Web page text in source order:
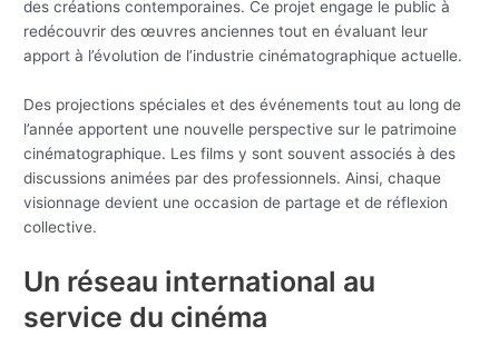
des créations contemporaines. Ce projet engage le public à
redécouvrir des œuvres anciennes tout en évaluant leur
apport à l’évolution de l’industrie cinématographique actuelle.
Des projections spéciales et des événements tout au long de
l’année apportent une nouvelle perspective sur le patrimoine
cinématographique. Les films y sont souvent associés à des
discussions animées par des professionnels. Ainsi, chaque
visionnage devient une occasion de partage et de réflexion
collective.
Un réseau international au
service du cinéma